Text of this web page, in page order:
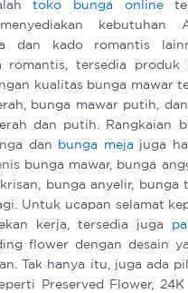
toko bunga online
kebutuhan
dan kado romantis
romantis, tersedia produk
kualitas bunga mawar
bunga mawar putih,
dan putih. Rangkaian
dan bunga meja juga
bunga mawar, bunga
bunga anyelir, bunga
Untuk ucapan selamat
kerja, tersedia juga
flower dengan desain
Tak hanya itu, juga ada
Preserved Flower, 24K